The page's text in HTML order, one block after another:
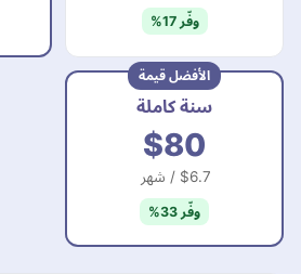
وفّر 17%
الأفضل قيمة
سنة كاملة
$80
$6.7 / شهر
وفّر 33%